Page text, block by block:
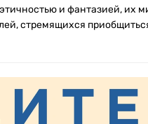
и фантазией, их
стремящихся